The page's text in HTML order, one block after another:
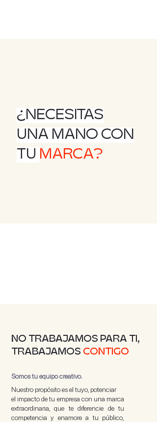
¿NECESITAS
UNA MANO CON
TU MARCA?
NO TRABAJAMOS PARA TI,
TRABAJAMOS CONTIGO
Somos tu equipo creativo.
Nuestro propósito es el tuyo, potenciar
el impacto de tu empresa con una marca
extraordinaria, que te diferencie de tu
competencia y enamore a tu público,